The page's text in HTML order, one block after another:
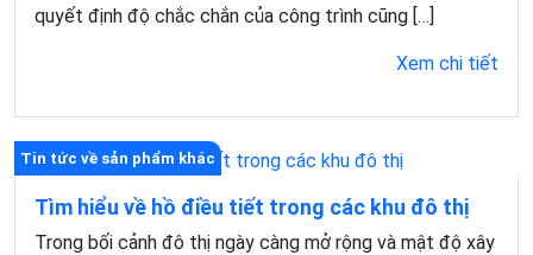
quyết định độ chắc chắn của công trình cũng […]
Xem chi tiết
Tin tức về sản phẩm khác
Tìm hiểu về hồ điều tiết trong các khu đô thị
Trong bối cảnh đô thị ngày càng mở rộng và mật độ xây